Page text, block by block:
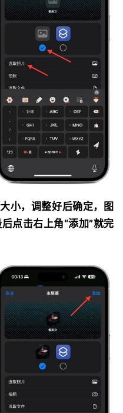
小，调整好后确定，图
点击右上角“添加”就完